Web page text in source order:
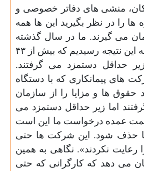
منشی های دفاتر خصوصی و
ها را در نظر بگيريد اين ها همه
تومان می گيرند. ما در سال گذشته
بررسی کرديم و به اين نتيجه رسيديم که بيش از ۴۳
حداقل دستمزد می گرفتند.
های پيمانکاری که با دستگاه
حقوق ها و مزايا را از سازمان
اما زير حداقل دستمزد می
عمده درخواست ما اين است
حذف شود. اين شرکت ها حتی
رعايت نکردند». نگاهی به همین
می دهد که کارگرانی که حتی